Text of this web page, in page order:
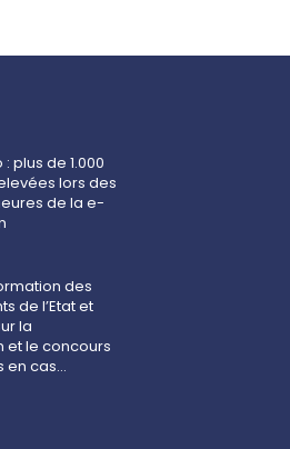
plus de 1.000
lors des
de la e-
des
de l’Etat et
la
et le concours
en cas…